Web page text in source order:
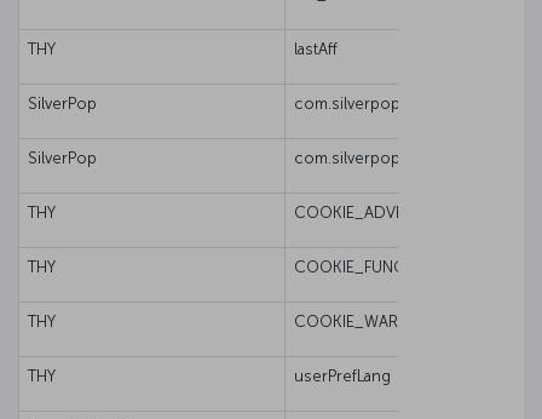
THY lastAff
SilverPop com.silverpop.iMA.page_visit,
SilverPop com.silverpop.iMAWebCookie
THY COOKIE_ADVERTISEMENTS
THY COOKIE_FUNCTIONAL
THY COOKIE_WARNING_VIEWED
THY userPrefLang